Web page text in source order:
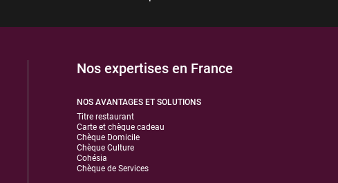
Nos expertises en France
NOS AVANTAGES ET SOLUTIONS
Titre restaurant
Carte et chèque cadeau
Chèque Domicile
Chèque Culture
Cohésia
Chèque de Services